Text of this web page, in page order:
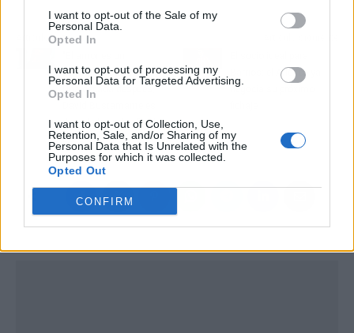
I want to opt-out of the Sale of my
Personal Data.
Opted In
I want to opt-out of processing my
Personal Data for Targeted Advertising.
Opted In
I want to opt-out of Collection, Use,
Retention, Sale, and/or Sharing of my
Personal Data that Is Unrelated with the
Purposes for which it was collected.
Opted Out
CONFIRM
Artículo anterior
sentimiento caduco":
Una década después,
demoledor sobre Paula
Echevarría
Barrios: el Atlético ya
negocia su próximo